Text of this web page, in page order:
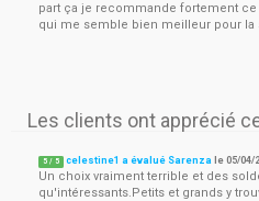
part ça je recommande fortement
qui me semble bien meilleur pour la
Les clients ont apprécié
5 / 5 celestine1 a évalué Sarenza le05/04/
Un choix vraiment terrible et des
qu'intéressants.Petits et grands y